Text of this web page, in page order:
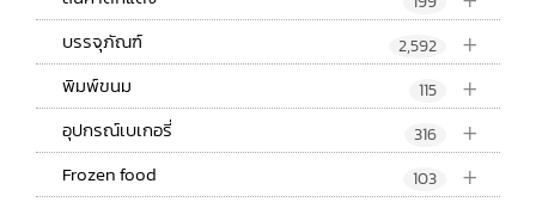
+
บรรจุภัณฑ์ 2,592
+
พิมพ์ขนม 115
+
อุปกรณ์เบเกอรี่ 316
+
Frozen food 103